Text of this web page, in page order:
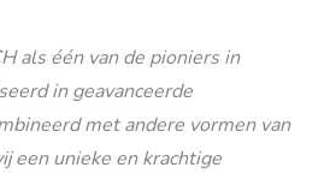
als één van de pioniers in
in geavanceerde
met andere vormen van
een unieke en krachtige